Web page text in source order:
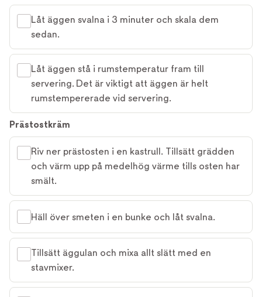
Låt äggen svalna i 3 minuter och skala dem
sedan.
Låt äggen stå i rumstemperatur fram till
servering. Det är viktigt att äggen är helt
rumstempererade vid servering.
Prästostkräm
Riv ner prästosten i en kastrull. Tillsätt grädden
och värm upp på medelhög värme tills osten har
smält.
Häll över smeten i en bunke och låt svalna.
Tillsätt äggulan och mixa allt slätt med en
stavmixer.